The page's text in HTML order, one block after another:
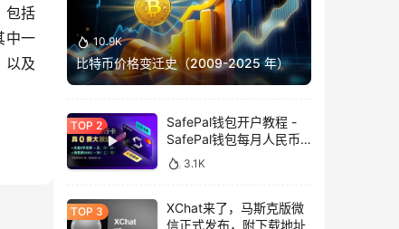
包括
中一
以及
10.9K
比特币价格变迁史（2009-2025 年）
SafePal钱包开户教程 -
SafePal钱包每月人民币
消费前666U享受汇损补
贴
3.1K
XChat来了，马斯克版微
信正式发布，附下载地址